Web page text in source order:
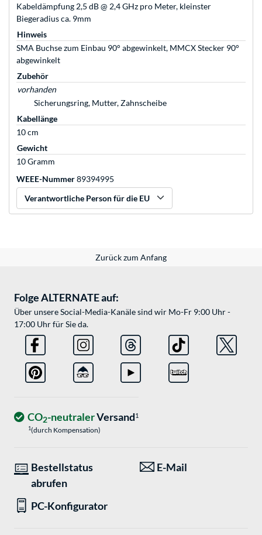
Kabeldämpfung 2,5 dB @ 2,4 GHz pro Meter, kleinster
Biegeradius ca. 9mm
Hinweis
SMA Buchse zum Einbau 90° abgewinkelt, MMCX Stecker 90°
abgewinkelt
Zubehör
vorhanden
Sicherungsring, Mutter, Zahnscheibe
Kabellänge
10 cm
Gewicht
10 Gramm
WEEE-Nummer89394995
Verantwortliche Person für die EU
Zurück zum Anfang
Folge ALTERNATE auf:
Über unsere Social-Media-Kanäle sind wir Mo-Fr 9:00 Uhr -
17:00 Uhr für Sie da.
CO2-neutralerVersand1
1(durch Kompensation)
Bestellstatus
abrufen
E-Mail
PC-Konfigurator